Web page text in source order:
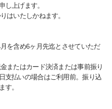
し上げます。
はいたしかねます。
を含め6ヶ月先迄とさせていただ
またはカード決済または事前振り
支払いの場合はご利用前。振り込
す。